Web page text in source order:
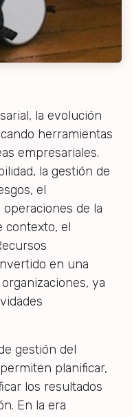
la evolución
herramientas
empresariales.
la gestión de
el
de la
contexto, el
en una
ya
gestión del
planificar,
los resultados
En la era